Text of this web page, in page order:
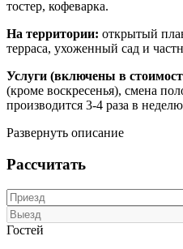
тостер, кофеварка.
На территории: открытый
терраса, ухоженный сад и
Услуги (включены в
(кроме воскресенья), смена
производится 3-4 раза в
Развернуть описание
Рассчитать
Гостей